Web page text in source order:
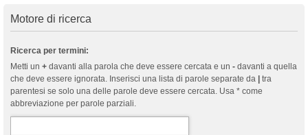
Motore di ricerca
Ricerca per termini:
Metti un + davanti alla parola che deve essere cercata e un - davanti a quella
che deve essere ignorata. Inserisci una lista di parole separate da
tra
parentesi se solo una delle parole deve essere cercata. Usa * come
abbreviazione per parole parziali.